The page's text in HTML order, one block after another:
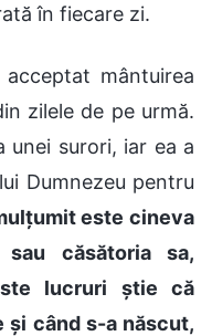
în fiecare zi.
mântuirea
zilele de pe urmă.
unei surori, iar ea a
Dumnezeu pentru
este cineva
sau căsătoria sa,
lucruri știe că
și când s-a născut,